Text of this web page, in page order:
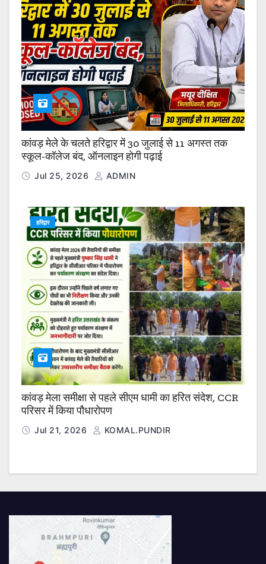
कांवड़ मेले के चलते हरिद्वार में 30 जुलाई से 11 अगस्त तक
स्कूल-कॉलेज बंद, ऑनलाइन होगी पढ़ाई
Jul 25, 2026 ADMIN
हरिद्वार
कांवड़ मेला समीक्षा से पहले सीएम धामी का हरित संदेश, CCR
परिसर में किया पौधारोपण
Jul 21, 2026 KOMAL.PUNDIR